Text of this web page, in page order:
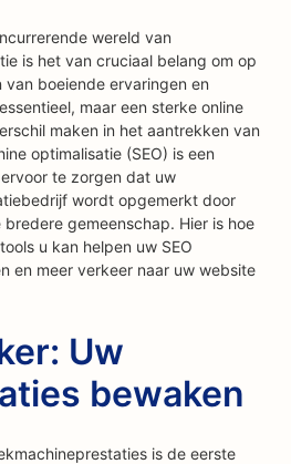
wereld van
is het van cruciaal belang om op
boeiende ervaringen en
maar een sterke online
maken in het aantrekken van
optimalisatie (SEO) is een
te zorgen dat uw
wordt opgemerkt door
gemeenschap. Hier is hoe
u kan helpen uw SEO
en meer verkeer naar uw website
Uw
bewaken
is de eerste